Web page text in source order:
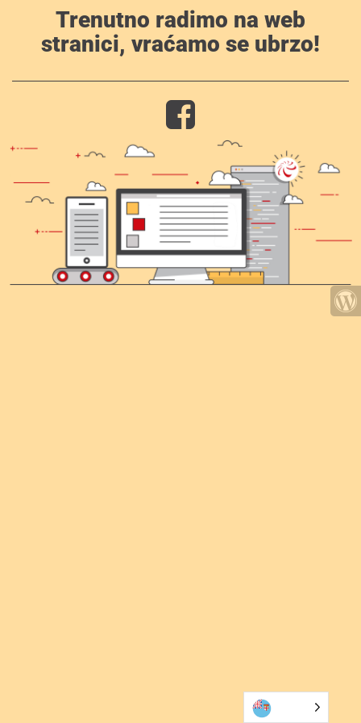
Trenutno radimo na web
stranici, vraćamo se ubrzo!